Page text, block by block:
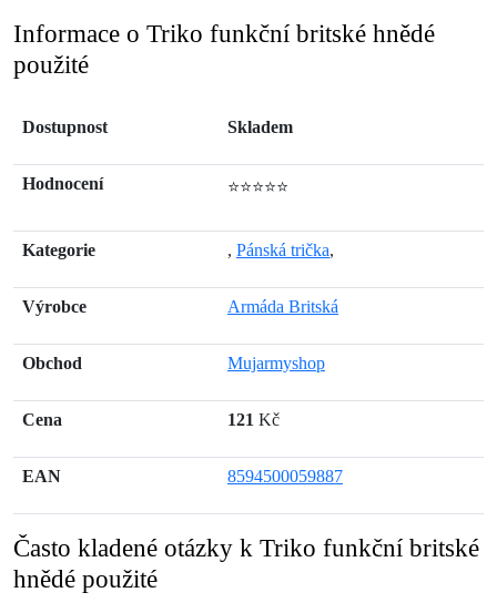
Informace o Triko funkční britské hnědé
použité
Dostupnost Skladem
Hodnocení ⭐⭐⭐⭐⭐
Kategorie , Pánská trička,
Výrobce Armáda Britská
Obchod Mujarmyshop
Cena 121 Kč
EAN 8594500059887
Často kladené otázky k Triko funkční britské
hnědé použité